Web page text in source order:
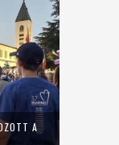
A